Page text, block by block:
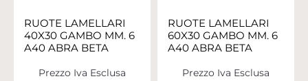
RUOTE LAMELLARI
40X30 GAMBO MM. 6
A40 ABRA BETA
Prezzo Iva Esclusa
RUOTE LAMELLARI
60X30 GAMBO MM. 6
A40 ABRA BETA
Prezzo Iva Esclusa